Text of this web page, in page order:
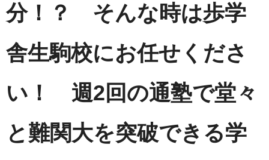
分！？ そんな時は歩学
舎生駒校にお任せくださ
い！ 週2回の通塾で堂々
と難関大を突破できる学